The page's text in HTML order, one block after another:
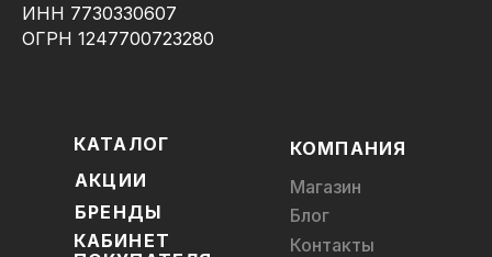
ИНН 7730330607
ОГРН 1247700723280
КАТАЛОГ
КАБИНЕТ
БРЕНДЫ
АКЦИИ
Магазин
Блог
Контакты
КОМПАНИЯ